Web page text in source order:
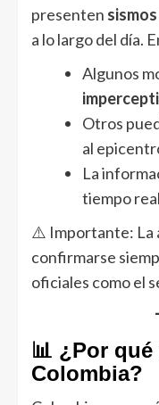
presenten
a lo largo del día.
Algunos
Otros
al
La
tiempo real
⚠️ Importante: La
confirmarse
oficiales como el
📊 ¿Por
Colombia?